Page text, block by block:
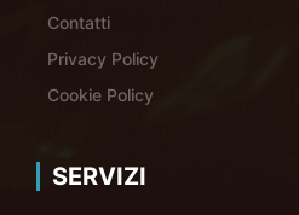
Contatti
Privacy Policy
Cookie Policy
SERVIZI